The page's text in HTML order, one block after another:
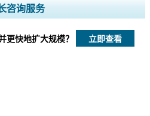
场分析， 公司简介， 竞争基准分析，
终用户洞察。
立即定制
咨询服务
更快地扩大规模？ 立即查看